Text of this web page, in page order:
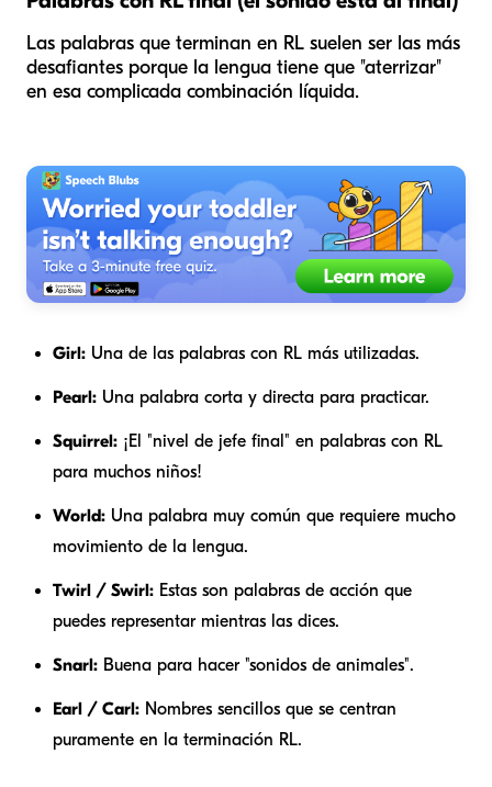
Las palabras que terminan en RL suelen ser las más
desafiantes porque la lengua tiene que "aterrizar"
en esa complicada combinación líquida.
Girl: Una de las palabras con RL más utilizadas.
Pearl: Una palabra corta y directa para practicar.
Squirrel: ¡El "nivel de jefe final" en palabras con RL
para muchos niños!
World: Una palabra muy común que requiere mucho
movimiento de la lengua.
Twirl / Swirl: Estas son palabras de acción que
puedes representar mientras las dices.
Snarl: Buena para hacer "sonidos de animales".
Earl / Carl: Nombres sencillos que se centran
puramente en la terminación RL.